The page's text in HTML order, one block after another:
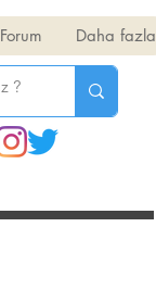
Forum Daha fazla